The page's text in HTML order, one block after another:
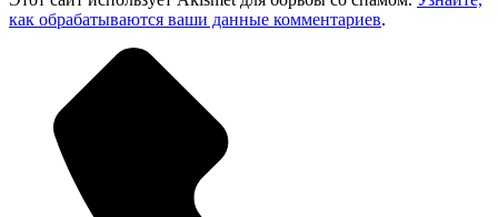
как обрабатываются ваши данные комментариев.